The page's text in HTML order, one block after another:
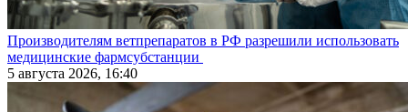
Производителям ветпрепаратов в РФ разрешили использовать
медицинские фармсубстанции
5 августа 2026, 16:40